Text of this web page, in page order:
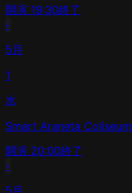
開演 19:30終了
›
5月
1
水
Smart Araneta Coliseum
開演 20:00終了
›
5月